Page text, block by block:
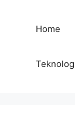
Home